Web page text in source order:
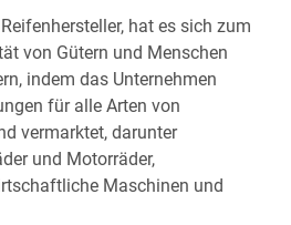
hat es sich zum
von Gütern und Menschen
indem das Unternehmen
für alle Arten von
vermarktet, darunter
und Motorräder,
Maschinen und